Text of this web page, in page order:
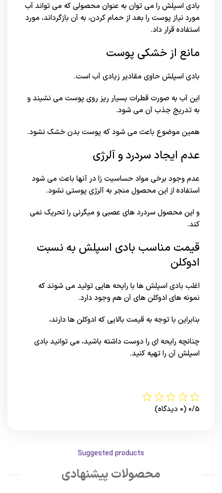
بادی اسپلش را می توان به عنوان محصولی که می تواند آب
مورد نیاز پوست را بعد از حمام کردن، به آن بازگرداند، مورد
استفاده قرار داد.
مانع از خشکی پوست
بادی اسپلش حاوی مقادیر زیادی آب است.
این آب به صورت قطرات بسیار ریز روی پوست می نشیند و
به تدریج جذب آن می شود.
همین موضوع باعث می شود که پوست بدن خشک نشود.
عدم ایجاد سردرد و آلرژی
عدم وجود برخی مواد حساسیت زا در آنها باعث می شود
استفاده از این محصول منجر به آلرژی پوستی نشود.
و این محصول سردرد های عصبی و میگرنی را تحریک نمی
کند.
قیمت مناسب بادی اسپلش به نسبت
ادوکلن
اغلب بادی اسپلش ها با رایحه هایی تولید می شوند که
نمونه های ادوکلن های آن هم وجود دارد.
بنابراین با توجه به قیمت بالایی که ادوکلن ها دارند،
چنانچه رایحه ای را دوست داشته باشید، می توانید بادی
اسپلش آن را تهیه کنید.
0/5 (0 دیدگاه)
Suggested products
محصولات پیشنهادی